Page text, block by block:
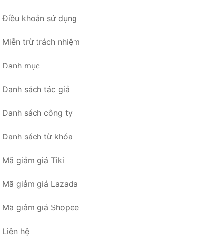
Điều khoản sử dụng
Miễn trừ trách nhiệm
Danh mục
Danh sách tác giả
Danh sách công ty
Danh sách từ khóa
Mã giảm giá Tiki
Mã giảm giá Lazada
Mã giảm giá Shopee
Liên hệ